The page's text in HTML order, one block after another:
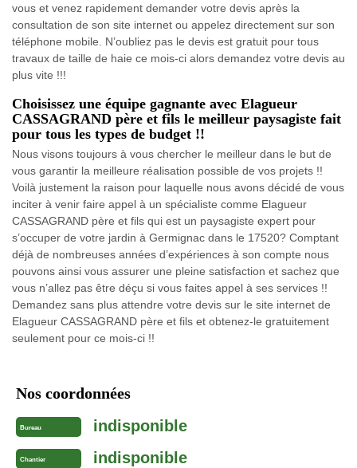
vous et venez rapidement demander votre devis après la
consultation de son site internet ou appelez directement sur son
téléphone mobile. N’oubliez pas le devis est gratuit pour tous
travaux de taille de haie ce mois-ci alors demandez votre devis au
plus vite !!!
Choisissez une équipe gagnante avec Elagueur
CASSAGRAND père et fils le meilleur paysagiste fait
pour tous les types de budget !!
Nous visons toujours à vous chercher le meilleur dans le but de
vous garantir la meilleure réalisation possible de vos projets !!
Voilà justement la raison pour laquelle nous avons décidé de vous
inciter à venir faire appel à un spécialiste comme Elagueur
CASSAGRAND père et fils qui est un paysagiste expert pour
s’occuper de votre jardin à Germignac dans le 17520? Comptant
déjà de nombreuses années d’expériences à son compte nous
pouvons ainsi vous assurer une pleine satisfaction et sachez que
vous n’allez pas être déçu si vous faites appel à ses services !!
Demandez sans plus attendre votre devis sur le site internet de
Elagueur CASSAGRAND père et fils et obtenez-le gratuitement
seulement pour ce mois-ci !!
Nos coordonnées
Bureau indisponible
Chantier indisponible